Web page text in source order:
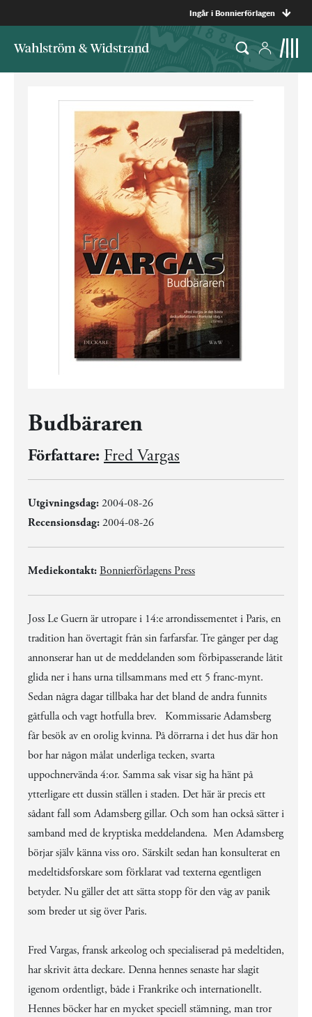
Ingår i Bonnierförlagen
Budbäraren
Författare: Fred Vargas
Utgivningsdag:2004-08-26
Recensionsdag:2004-08-26
Mediekontakt: Bonnierförlagens Press
Joss Le Guern är utropare i 14:e arrondissementet i Paris, en
tradition han övertagit från sin farfarsfar. Tre gånger per dag
annonserar han ut de meddelanden som förbipasserande låtit
glida ner i hans urna tillsammans med ett 5 franc-mynt.
Sedan några dagar tillbaka har det bland de andra funnits
gåtfulla och vagt hotfulla brev. Kommissarie Adamsberg
får besök av en orolig kvinna. På dörrarna i det hus där hon
bor har någon målat underliga tecken, svarta
uppochnervända 4:or. Samma sak visar sig ha hänt på
ytterligare ett dussin ställen i staden. Det här är precis ett
sådant fall som Adamsberg gillar. Och som han också sätter i
samband med de kryptiska meddelandena. Men Adamsberg
börjar själv känna viss oro. Särskilt sedan han konsulterat en
medeltidsforskare som förklarat vad texterna egentligen
betyder. Nu gäller det att sätta stopp för den våg av panik
som breder ut sig över Paris.
Fred Vargas, fransk arkeolog och specialiserad på medeltiden,
har skrivit åtta deckare. Denna hennes senaste har slagit
igenom ordentligt, både i Frankrike och internationellt.
Hennes böcker har en mycket speciell stämning, man tror